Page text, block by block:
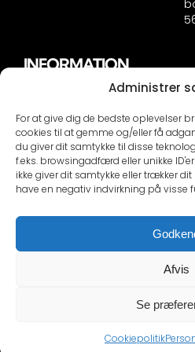
Administrer
For at give dig de bedste oplevelser
cookies til at gemme og/eller få
du giver dit samtykke til disse
f.eks. browsingadfærd eller unikke
ikke giver dit samtykke eller trækker
have en negativ indvirkning på visse
Afvis
Se
Cookiepolitik
INFORMATION
Persondatapolitik
Cookie politik
mailen besvare vi IKKE din
Der bliver sendt en automail